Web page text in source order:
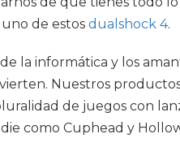
de estos dualshock 4.
la informática y los
Nuestros
de juegos con
como Cuphead y